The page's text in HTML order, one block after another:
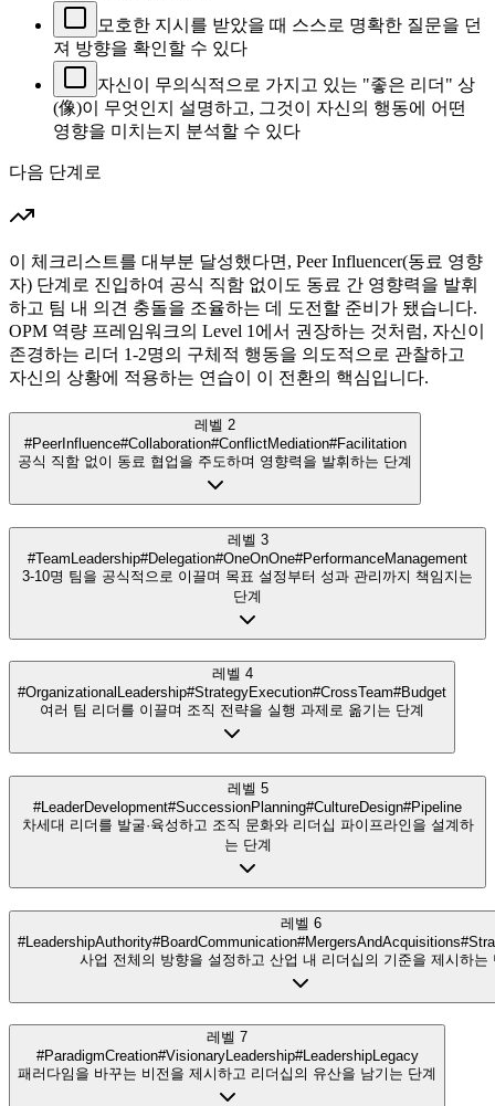
모호한 지시를 받았을 때 스스로 명확한 질문을 던
져 방향을 확인할 수 있다
자신이 무의식적으로 가지고 있는 "좋은 리더" 상
(像)이 무엇인지 설명하고, 그것이 자신의 행동에 어떤
영향을 미치는지 분석할 수 있다
다음 단계로
이 체크리스트를 대부분 달성했다면, Peer Influencer(동료 영향
자) 단계로 진입하여 공식 직함 없이도 동료 간 영향력을 발휘
하고 팀 내 의견 충돌을 조율하는 데 도전할 준비가 됐습니다.
OPM 역량 프레임워크의 Level 1에서 권장하는 것처럼, 자신이
존경하는 리더 1-2명의 구체적 행동을 의도적으로 관찰하고
자신의 상황에 적용하는 연습이 이 전환의 핵심입니다.
레벨 2
#PeerInfluence#Collaboration#ConflictMediation#Facilitation
공식 직함 없이 동료 협업을 주도하며 영향력을 발휘하는 단계
레벨 3
#TeamLeadership#Delegation#OneOnOne#PerformanceManagement
3-10명 팀을 공식적으로 이끌며 목표 설정부터 성과 관리까지 책임지는
단계
레벨 4
#OrganizationalLeadership#StrategyExecution#CrossTeam#Budget
여러 팀 리더를 이끌며 조직 전략을 실행 과제로 옮기는 단계
레벨 5
#LeaderDevelopment#SuccessionPlanning#CultureDesign#Pipeline
차세대 리더를 발굴·육성하고 조직 문화와 리더십 파이프라인을 설계하
는 단계
레벨 6
#LeadershipAuthority#BoardCommunication#MergersAndAcquisitions
사업 전체의 방향을 설정하고 산업 내 리더십의 기준을 제시하는
레벨 7
#ParadigmCreation#VisionaryLeadership#LeadershipLegacy
패러다임을 바꾸는 비전을 제시하고 리더십의 유산을 남기는 단계